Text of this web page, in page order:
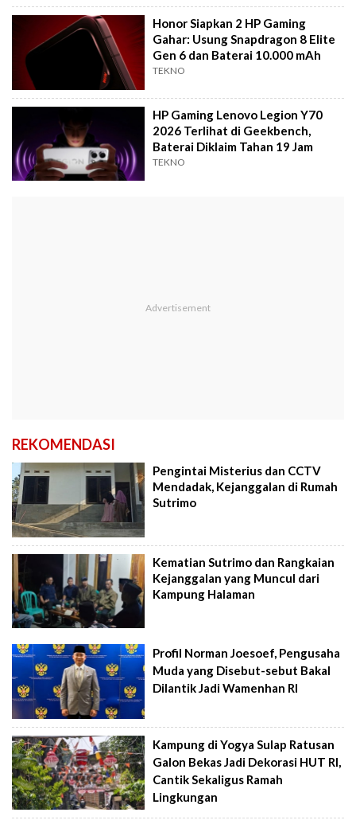
Honor Siapkan 2 HP Gaming
Gahar: Usung Snapdragon 8 Elite
Gen 6 dan Baterai 10.000 mAh
TEKNO
HP Gaming Lenovo Legion Y70
2026 Terlihat di Geekbench,
Baterai Diklaim Tahan 19 Jam
TEKNO
REKOMENDASI
Pengintai Misterius dan CCTV
Mendadak, Kejanggalan di Rumah
Sutrimo
Kematian Sutrimo dan Rangkaian
Kejanggalan yang Muncul dari
Kampung Halaman
Profil Norman Joesoef, Pengusaha
Muda yang Disebut-sebut Bakal
Dilantik Jadi Wamenhan RI
Kampung di Yogya Sulap Ratusan
Galon Bekas Jadi Dekorasi HUT RI,
Cantik Sekaligus Ramah
Lingkungan